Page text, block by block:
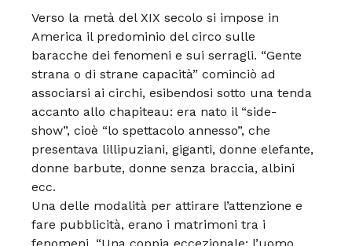
Verso la metà del XIX secolo si impose in
America il predominio del circo sulle
baracche dei fenomeni e sui serragli. “Gente
strana o di strane capacità” cominciò ad
associarsi ai circhi, esibendosi sotto una tenda
accanto allo chapiteau: era nato il “side-
show”, cioè “lo spettacolo annesso”, che
presentava lillipuziani, giganti, donne elefante,
donne barbute, donne senza braccia, albini
ecc.
Una delle modalità per attirare l’attenzione e
fare pubblicità, erano i matrimoni tra i
fenomeni. “Una coppia eccezionale: l’uomo